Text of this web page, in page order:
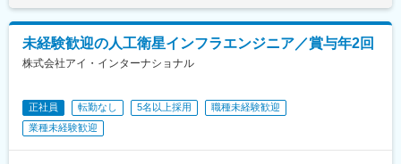
くゆくはフルスタックに活躍可能です!!
■下記部品の設計業務
・ボデー
・内装
・電装設計
・制御設計
・ランプ設計
・外装設計
★当社では未経験スタートの先輩が7割以上！
アパレル店員、事務職、不動産営業、製造など異業種出身も多
数！
■関係者との連絡（メール・電話での調整、打ち合わせ準備）
■進捗の記録（写真撮影・データ整理など）
■書類作成・データ入力（報告書、各種申請書類など）
を通じて上下する可能性があります。月給(月額)は固定手当を含め
た表記です。
未経験歓迎の人工衛星インフラエンジニア／賞与年2回
株式会社アイ・インターナショナル
正社員 転勤なし 5名以上採用
職種未経験歓迎
業種未経験歓迎